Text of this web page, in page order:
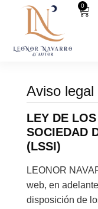
0
Aviso legal
LEY DE
SOCIEDAD
(LSSI)
LEONOR
web, en
disposición de